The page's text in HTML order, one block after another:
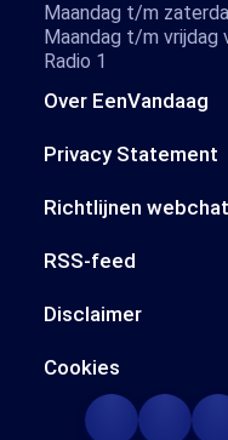
Over EenVandaag
Privacy Statement
Richtlijnen webchat
RSS-feed
Disclaimer
Cookies
Maandag t/m
Maandag t/m vrijdag
Radio 1